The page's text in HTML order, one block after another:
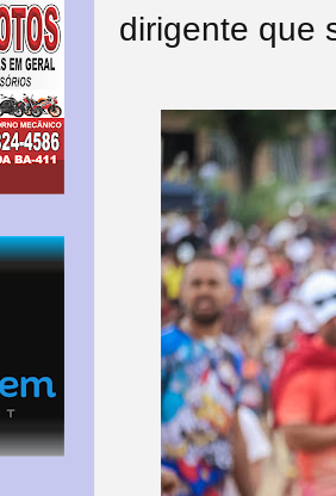
dirigente que